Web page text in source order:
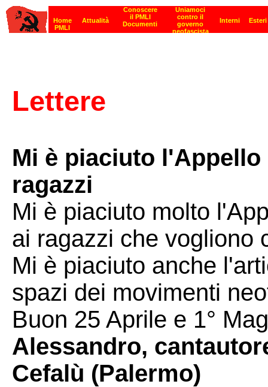
Lettere
Mi è piaciuto l'Appello
ragazzi
Mi è piaciuto molto
ai ragazzi che vogliono
Mi è piaciuto anche
spazi dei movimenti
Buon 25 Aprile e 1°
Alessandro,
Cefalù (Palermo)